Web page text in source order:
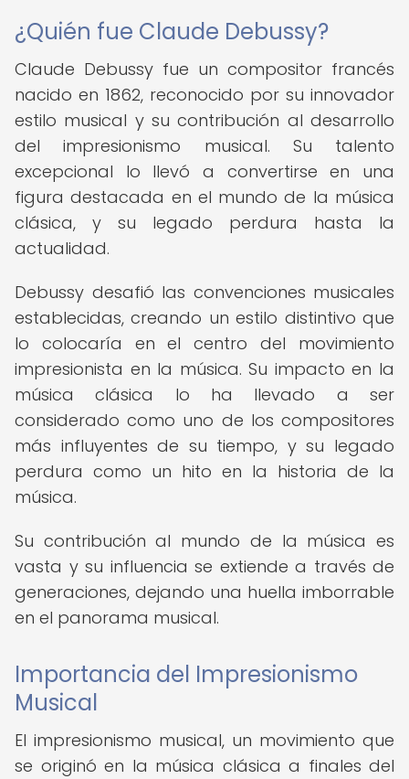
¿Quién fue Claude Debussy?
Claude Debussy fue un compositor francés
nacido en 1862, reconocido por su innovador
estilo musical y su contribución al desarrollo
del impresionismo musical. Su talento
excepcional lo llevó a convertirse en una
figura destacada en el mundo de la música
clásica, y su legado perdura hasta la
actualidad.
Debussy desafió las convenciones musicales
establecidas, creando un estilo distintivo que
lo colocaría en el centro del movimiento
impresionista en la música. Su impacto en la
música clásica lo ha llevado a ser
considerado como uno de los compositores
más influyentes de su tiempo, y su legado
perdura como un hito en la historia de la
música.
Su contribución al mundo de la música es
vasta y su influencia se extiende a través de
generaciones, dejando una huella imborrable
en el panorama musical.
Importancia del Impresionismo
Musical
El impresionismo musical, un movimiento que
se originó en la música clásica a finales del